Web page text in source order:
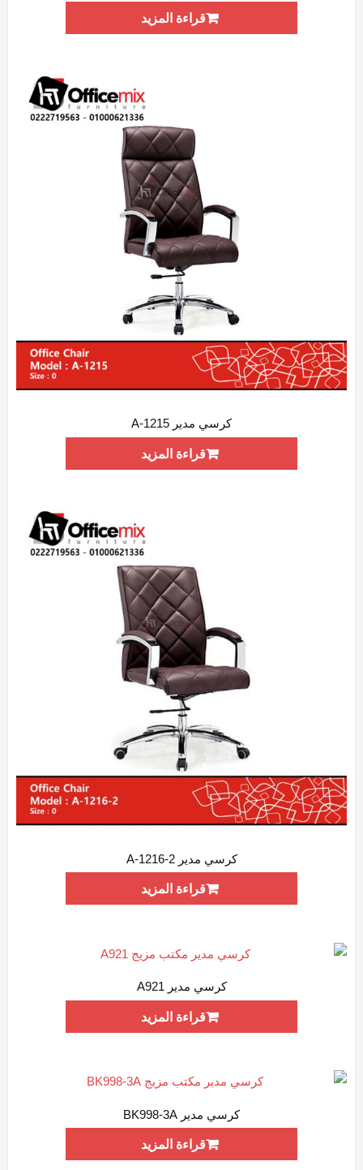
قراءة المزيد
كرسي مدير A-1215
قراءة المزيد
كرسي مدير A-1216-2
قراءة المزيد
كرسي مدير A921
قراءة المزيد
كرسي مدير BK998-3A
قراءة المزيد